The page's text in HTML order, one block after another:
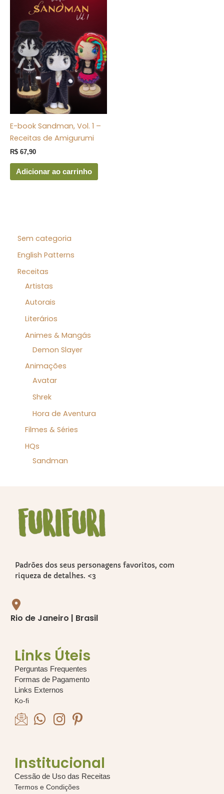
E-book Sandman, Vol. 1 –
Receitas de Amigurumi
R$ 67,90
Adicionar ao carrinho
Sem categoria
English Patterns
Receitas
Artistas
Autorais
Literários
Animes & Mangás
Demon Slayer
Animações
Avatar
Shrek
Hora de Aventura
Filmes & Séries
HQs
Sandman
Padrões dos seus personagens favoritos, com
riqueza de detalhes. <3
Rio de Janeiro | Brasil
Links Úteis
Perguntas Frequentes
Formas de Pagamento
Links Externos
Ko-fi
Institucional
Cessão de Uso das Receitas
Termos e Condições